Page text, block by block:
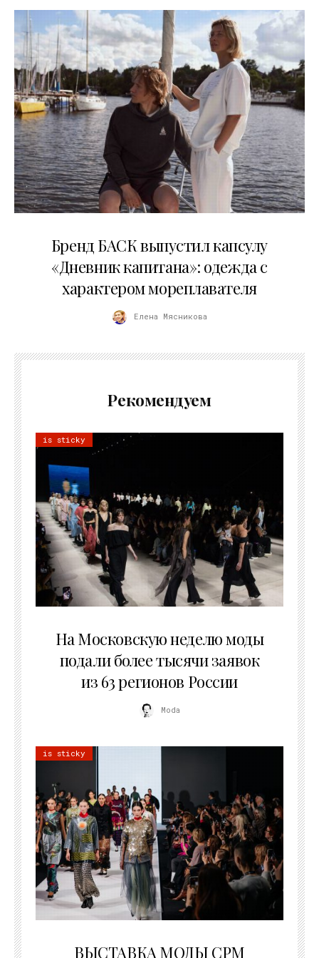
Бренд БАСК выпустил капсулу
«Дневник капитана»: одежда с
характером мореплавателя
Елена Мясникова
Рекомендуем
is sticky
На Московскую неделю моды
подали более тысячи заявок
из 63 регионов России
Moda
is sticky
ВЫСТАВКА МОДЫ CPM